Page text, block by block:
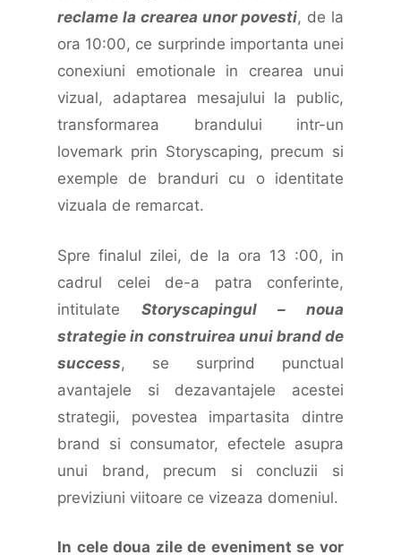
reclame la crearea unor povesti, de la
ora 10:00, ce surprinde importanta unei
conexiuni emotionale in crearea unui
vizual, adaptarea mesajului la public,
transformarea brandului intr-un
lovemark prin Storyscaping, precum si
exemple de branduri cu o identitate
vizuala de remarcat.
Spre finalul zilei, de la ora 13 :00, in
cadrul celei de-a patra conferinte,
intitulate Storyscapingul – noua
strategie in construirea unui brand de
success, se surprind punctual
avantajele si dezavantajele acestei
strategii, povestea impartasita dintre
brand si consumator, efectele asupra
unui brand, precum si concluzii si
previziuni viitoare ce vizeaza domeniul.
In cele doua zile de eveniment se vor